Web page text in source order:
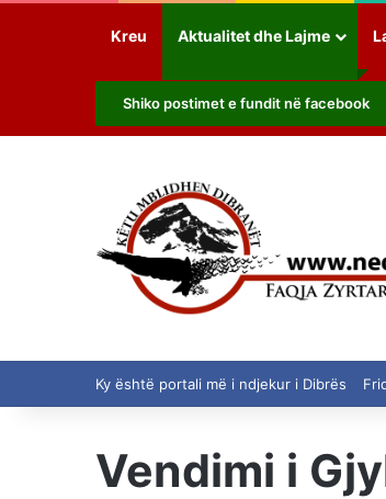
Kreu Aktualitet dhe Lajme
Shiko postimet e fundit në facebook
Ky është portali më i ndjekur i Dibrës
Vendimi i